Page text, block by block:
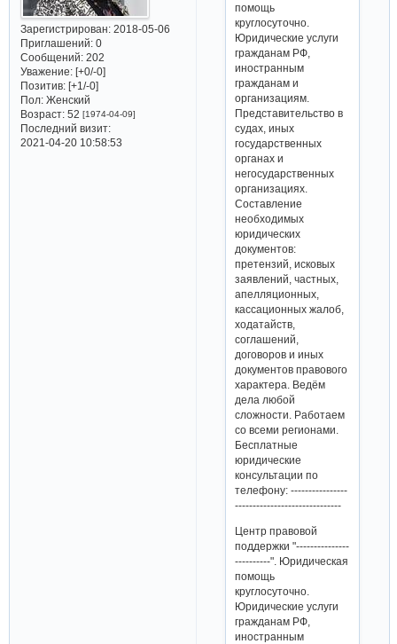
Зарегистрирован: 2018-05-06
Приглашений:0
Сообщений:202
Уважение: [+0/-0]
Позитив: [+1/-0]
Пол:Женский
Возраст:52 [1974-04-09]
Последний визит:
2021-04-20 10:58:53
помощь
круглосуточно.
Юридические услуги
гражданам РФ,
иностранным
гражданам и
организациям.
Представительство в
судах, иных
государственных
органах и
негосударственных
организациях.
Составление
необходимых
юридических
документов:
претензий, исковых
заявлений, частных,
апелляционных,
кассационных жалоб,
ходатайств,
соглашений,
договоров и иных
документов правового
характера. Ведём
дела любой
сложности. Работаем
со всеми регионами.
Бесплатные
юридические
консультации по
телефону: ----------------
------------------------------
Центр правовой
поддержки "---------------
----------". Юридическая
помощь
круглосуточно.
Юридические услуги
гражданам РФ,
иностранным